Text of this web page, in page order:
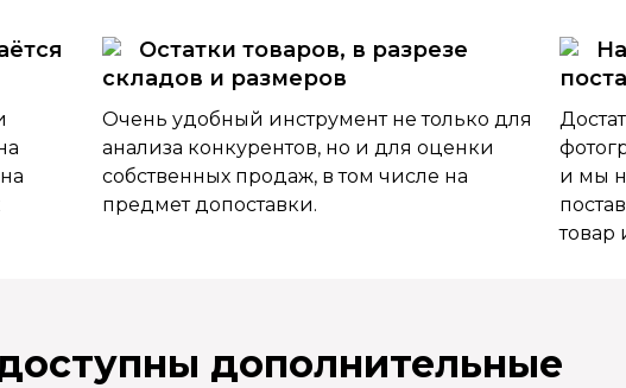
Остатки товаров, в разрезе
складов и размеров
Очень удобный инструмент не только для
анализа конкурентов, но и для оценки
собственных продаж, в том числе на
предмет допоставки.
и мы
товар
дополнительные